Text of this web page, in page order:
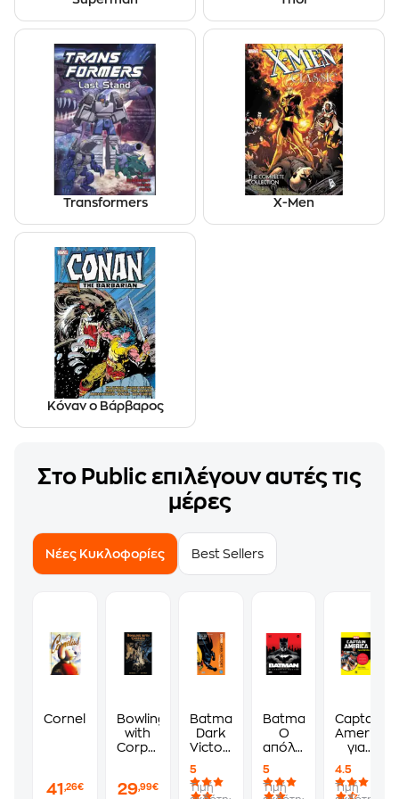
Transformers X-Men
Κόναν ο Βάρβαρος
Στο Public επιλέγουν αυτές τις
μέρες
Νέες Κυκλοφορίες Best Sellers
Cornelius
41 ,26€
Bowling
with
Corpses
Strange
29,99€
Batman:
Dark
Victory,
Πρώτο
5
Τιμή
Batman:
Ο
απόλυτος
5
Τιμή
Captain
America
για
4.5
Τιμή